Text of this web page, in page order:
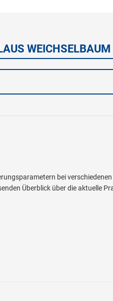
WEICHSELBAUM
bei
Überblick über die aktuelle